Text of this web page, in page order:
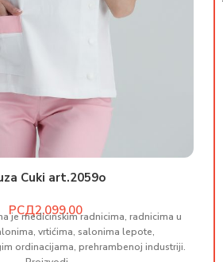
Cuki art.2059o
РСД
je medicinskim radnicima, radnicima u
vrtićima, salonima lepote,
ordinacijama, prehrambenoj industriji.